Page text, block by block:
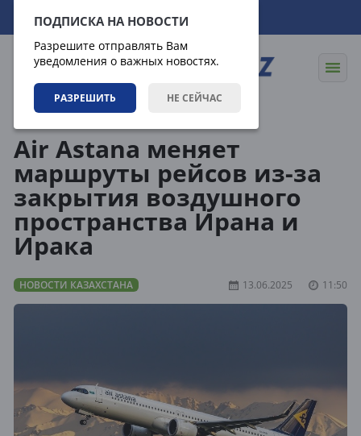
ПОДПИСКА НА НОВОСТИ
Разрешите отправлять Вам
уведомления о важных новостях.
РАЗРЕШИТЬ НЕ СЕЙЧАС
08.08.2026 10:48:39
Air Astana меняет
маршруты рейсов из-за
закрытия воздушного
пространства Ирана и
Ирака
НОВОСТИ КАЗАХСТАНА 13.06.2025 11:50